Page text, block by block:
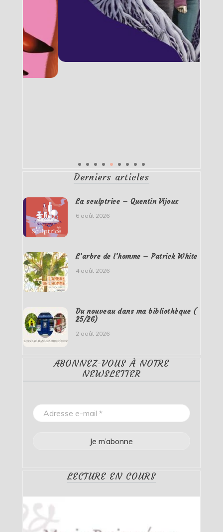
Derniers articles
La sculptrice – Quentin Vijoux
6 août 2026
L’arbre de l’homme – Patrick White
4 août 2026
Du nouveau dans ma bibliothèque (
25/26)
2 août 2026
ABONNEZ-VOUS À NOTRE
NEWSLETTER
LECTURE EN COURS